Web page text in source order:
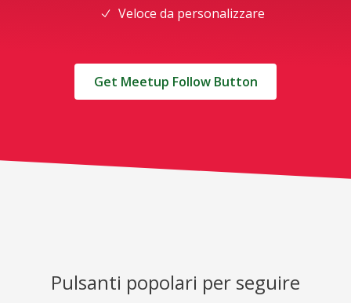
Veloce da personalizzare
Get Meetup Follow Button
Pulsanti popolari per seguire